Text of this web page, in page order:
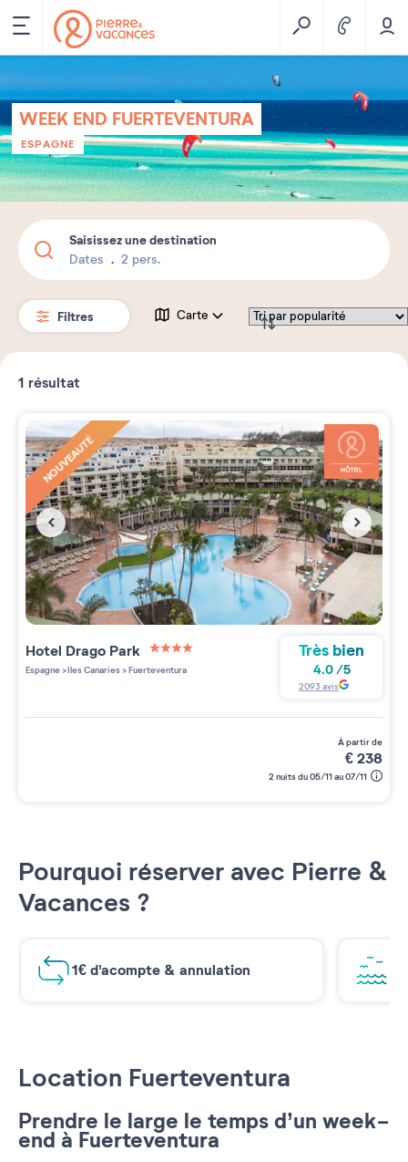
WEEK END FUERTEVENTURA
ESPAGNE
Saisissez une destination
Dates 2 pers.
Filtres Carte
Location Fuerteventura
Prendre le large le temps d’un week-
end à Fuerteventura
1 résultat
NOUVEAUTÉ
Hotel Drago Park
4 étoiles sur 5
Espagne>Iles Canaries>Fuerteventura
Très bien
4.0/5
2093avis
à partir de
€238
2 nuits du 05/11 au 07/11
Pourquoi réserver avec Pierre &
Vacances ?
1€ d'acompte & annulation